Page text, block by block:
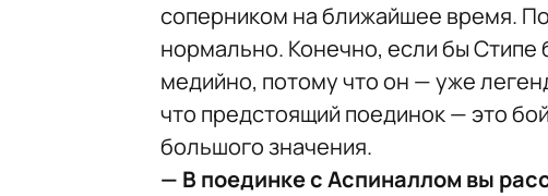
соперником на ближайшее время.
нормально. Конечно, если бы
медийно, потому что он — уже
что предстоящий поединок — это
большого значения.
— В поединке с Аспиналлом вы